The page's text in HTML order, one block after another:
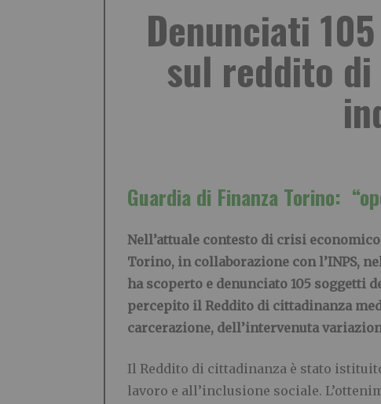
Denunciati
sul reddito
Guardia di Finanza Torino:
Nell’attuale contesto di crisi
Torino, in collaborazione con l’INPS,
ha scoperto e denunciato 105
percepito il Reddito di cittadinanza
carcerazione, dell’intervenuta
Il Reddito di cittadinanza è stato
lavoro e all’inclusione sociale.